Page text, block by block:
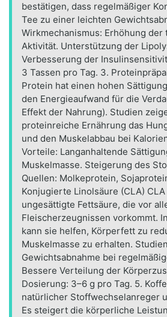
bestätigen, dass regelmäßiger
Tee zu einer leichten
Wirkmechanismus: Erhöhung der
Aktivität. Unterstützung der
Verbesserung der
3 Tassen pro Tag. 3.
Protein hat einen hohen
den Energieaufwand für die
Effekt der Nahrung). Studien
proteinreiche Ernährung das
und den Muskelabbau bei
Vorteile: Langanhaltende
Muskelmasse. Steigerung des
Quellen: Molkeprotein,
Konjugierte Linolsäure (CLA)
ungesättigte Fettsäure, die vor
Fleischerzeugnissen vorkommt.
kann sie helfen, Körperfett zu
Muskelmasse zu erhalten.
Gewichtsabnahme bei
Bessere Verteilung der
Dosierung: 3–6 g pro Tag. 5.
natürlicher Stoffwechselanreger
Es steigert die körperliche